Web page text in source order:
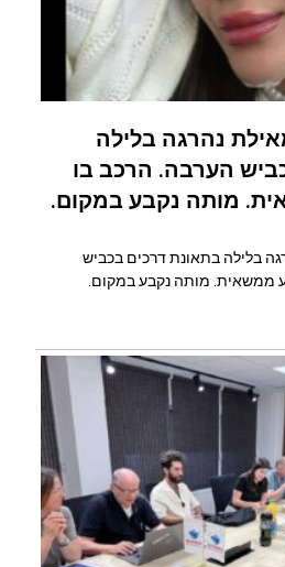
כהן בת 22 מאילת נהרגה בלילה
הערבה. הרכב בו
מותה נקבע במקום.
מאילת נהרגה בלילה בתאונת דרכים בכביש
ממשאית. מותה נקבע במקום.